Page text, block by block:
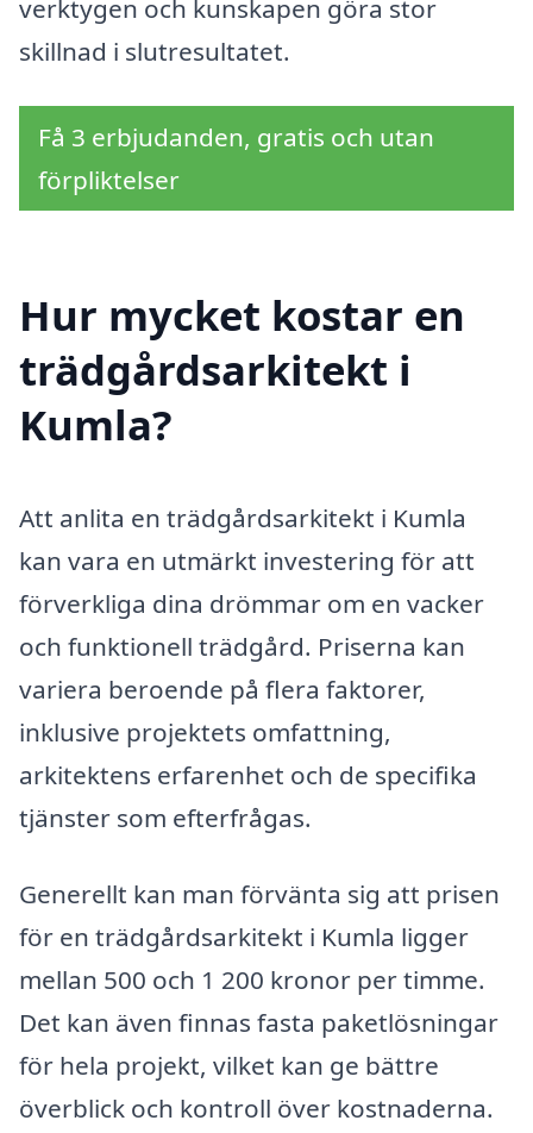
verktygen och kunskapen göra stor
skillnad i slutresultatet.
Få 3 erbjudanden, gratis och utan
förpliktelser
Hur mycket kostar en
trädgårdsarkitekt i
Kumla?
Att anlita en trädgårdsarkitekt i Kumla
kan vara en utmärkt investering för att
förverkliga dina drömmar om en vacker
och funktionell trädgård. Priserna kan
variera beroende på flera faktorer,
inklusive projektets omfattning,
arkitektens erfarenhet och de specifika
tjänster som efterfrågas.
Generellt kan man förvänta sig att prisen
för en trädgårdsarkitekt i Kumla ligger
mellan 500 och 1 200 kronor per timme.
Det kan även finnas fasta paketlösningar
för hela projekt, vilket kan ge bättre
överblick och kontroll över kostnaderna.